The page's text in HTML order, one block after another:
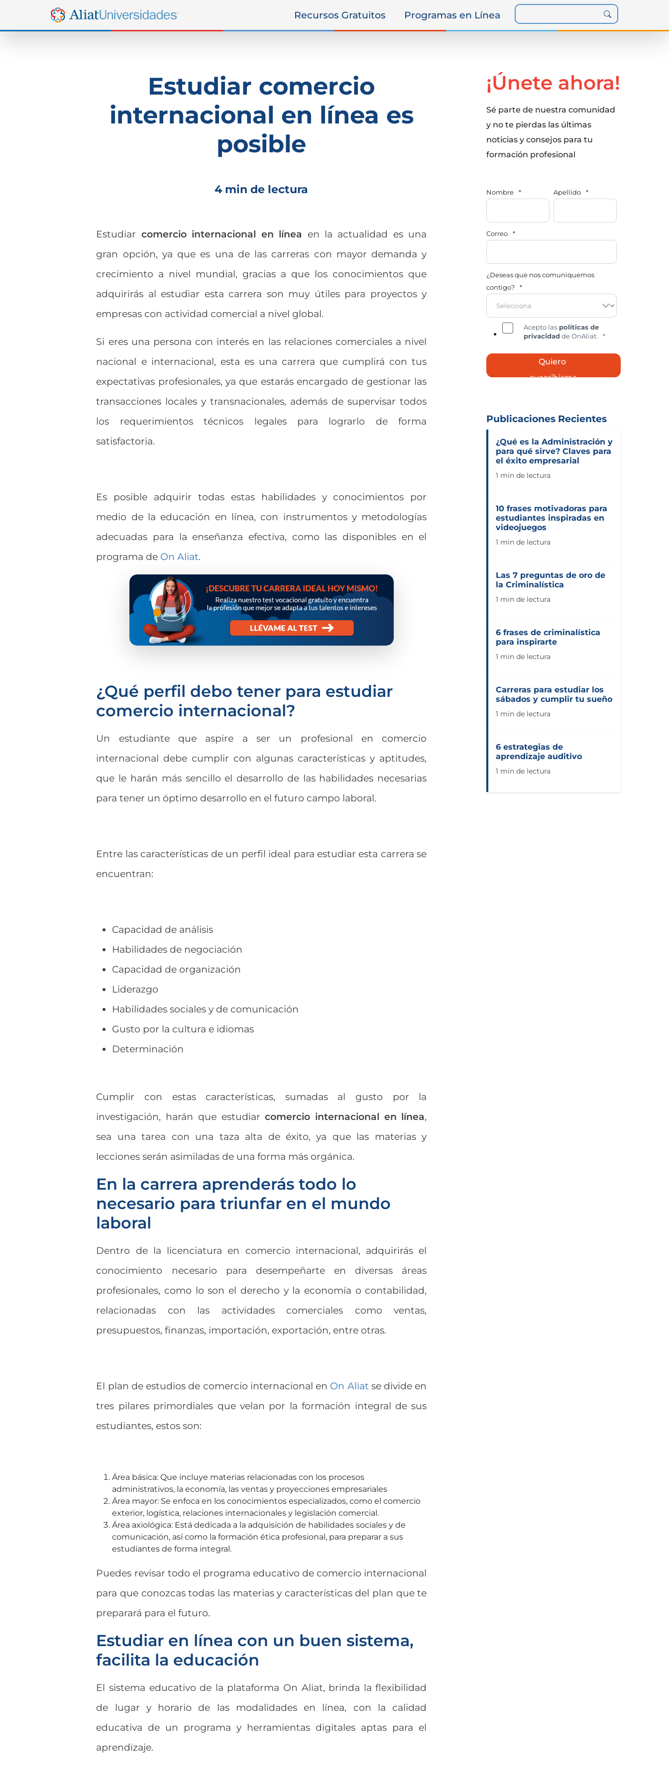
Recursos Gratuitos Programas en Línea
Estudiar comercio
internacional en línea es
posible
4 min de lectura
Estudiar comercio internacional en línea en la actualidad es una
gran opción, ya que es una de las carreras con mayor demanda y
crecimiento a nivel mundial, gracias a que los conocimientos que
adquirirás al estudiar esta carrera son muy útiles para proyectos y
empresas con actividad comercial a nivel global.
Si eres una persona con interés en las relaciones comerciales a nivel
nacional e internacional, esta es una carrera que cumplirá con tus
expectativas profesionales, ya que estarás encargado de gestionar las
transacciones locales y transnacionales, además de supervisar todos
los requerimientos técnicos legales para lograrlo de forma
satisfactoria.
Es posible adquirir todas estas habilidades y conocimientos por
medio de la educación en línea, con instrumentos y metodologías
adecuadas para la enseñanza efectiva, como las disponibles en el
programa de On Aliat.
¿Qué perfil debo tener para estudiar
comercio internacional?
Un estudiante que aspire a ser un profesional en comercio
internacional debe cumplir con algunas características y aptitudes,
que le harán más sencillo el desarrollo de las habilidades necesarias
para tener un óptimo desarrollo en el futuro campo laboral.
Entre las características de un perfil ideal para estudiar esta carrera se
encuentran:
Capacidad de análisis
Habilidades de negociación
Capacidad de organización
Liderazgo
Habilidades sociales y de comunicación
Gusto por la cultura e idiomas
Determinación
Cumplir con estas características, sumadas al gusto por la
investigación, harán que estudiarcomercio internacional en línea,
sea una tarea con una taza alta de éxito, ya que las materias y
lecciones serán asimiladas de una forma más orgánica.
En la carrera aprenderás todo lo
necesario para triunfar en el mundo
laboral
Dentro de la licenciatura en comercio internacional, adquirirás el
conocimiento necesario para desempeñarte en diversas áreas
profesionales, como lo son el derecho y la economía o contabilidad,
relacionadas con las actividades comerciales como ventas,
presupuestos, finanzas, importación, exportación, entre otras.
El plan de estudios de comercio internacional en On Aliat se divide en
tres pilares primordiales que velan por la formación integral de sus
estudiantes, estos son:
Área básica: Que incluye materias relacionadas con los procesos
administrativos, la economía, las ventas y proyecciones empresariales
Área mayor: Se enfoca en los conocimientos especializados, como el comercio
exterior, logística, relaciones internacionales y legislación comercial.
Área axiológica: Está dedicada a la adquisición de habilidades sociales y de
comunicación, así como la formación ética profesional, para preparar a sus
estudiantes de forma integral.
Puedes revisar todo el programa educativo de comercio internacional
para que conozcas todas las materias y características del plan que te
preparará para el futuro.
Estudiar en línea con un buen sistema,
facilita la educación
El sistema educativo de la plataforma On Aliat, brinda la flexibilidad
de lugar y horario de las modalidades en línea, con la calidad
educativa de un programa y herramientas digitales aptas para el
aprendizaje.
¡Únete ahora!
Sé parte de nuestra comunidad
y no te pierdas las últimas
noticias y consejos para tu
formación profesional
Nombre * Apellido *
Correo *
¿Deseas que nos comuniquemos
contigo?
*
Acepto las políticas de
privacidad de OnAliat. *
Publicaciones Recientes
¿Qué es la Administración y
para qué sirve? Claves para
el éxito empresarial
1 min de lectura
10 frases motivadoras para
estudiantes inspiradas en
videojuegos
1 min de lectura
Las 7 preguntas de oro de
la Criminalística
1 min de lectura
6 frases de criminalística
para inspirarte
1 min de lectura
Carreras para estudiar los
sábados y cumplir tu sueño
1 min de lectura
6 estrategias de
aprendizaje auditivo
1 min de lectura